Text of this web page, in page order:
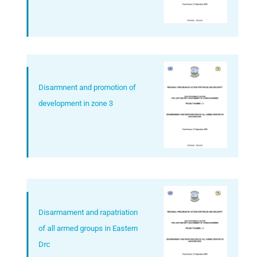
Disarmnent and promotion of
development in zone 3
Disarmament and rapatriation
of all armed groups in Eastern
Drc